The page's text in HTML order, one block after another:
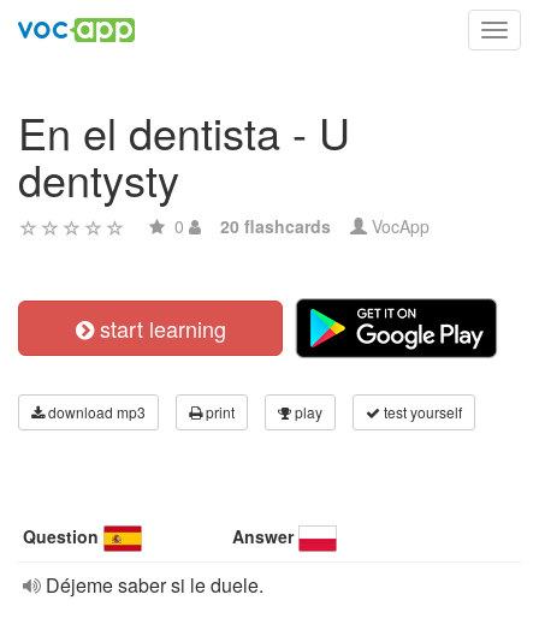
En el dentista - U
dentysty
0 20 flashcards VocApp
start learning
download mp3 print play test yourself
Question Answer
Déjeme saber si le duele.